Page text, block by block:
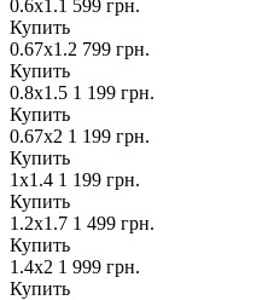
0.6х1.1 599 грн.
Купить
0.67х1.2 799 грн.
Купить
0.8х1.5 1 199 грн.
Купить
0.67х2 1 199 грн.
Купить
1х1.4 1 199 грн.
Купить
1.2х1.7 1 499 грн.
Купить
1.4х2 1 999 грн.
Купить